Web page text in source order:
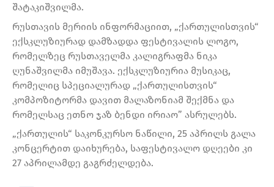
შატაკიშვილმა.
რუსთავის მერიის ინფორმაციით, „ქართულისთვის“
ექსკლუზიურად დამზადდა ფესტივალის ლოგო,
რომელზეც რუსთაველმა კალიგრაფმა ნიკა
ღუნაშვილმა იმუშავა. ექსკლუზიურია მუსიკაც,
რომელიც სპეციალურად „ქართულისთვის“
კომპოზიტორმა დავით მალაზონიამ შექმნა და
რომელსაც ეთნო ჯაზ ბენდი ირიაო” ასრულებს.
„ქართულის“ საკონკურსო ნაწილი, 25 აპრილს გალა
კონცერტით დაიხურება, საფესტივალო დღეები კი
27 აპრილამდე გაგრძელდება.